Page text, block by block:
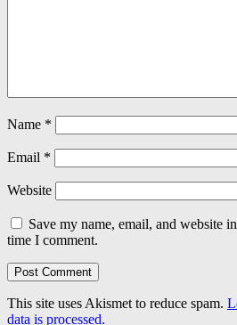
Name *
Email *
Website
Save my name, email, and website
time I comment.
This site uses Akismet to reduce spam.
data is processed.